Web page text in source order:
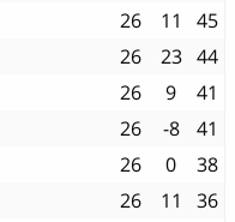
26 11
45
26 23 44
26 9
41
26 -8
41
26 0
38
26 11
36